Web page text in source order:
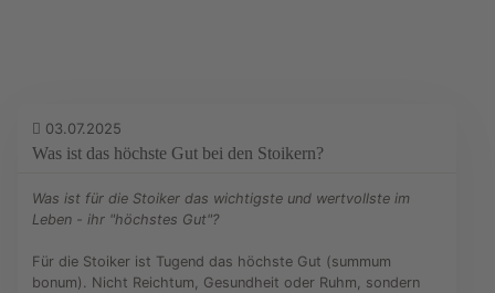
03.07.2025
Was ist das höchste Gut bei den Stoikern?
Was ist für die Stoiker das wichtigste und wertvollste im
Leben - ihr "höchstes Gut"?
Für die Stoiker ist Tugend das höchste Gut (summum
bonum). Nicht Reichtum, Gesundheit oder Ruhm, sondern